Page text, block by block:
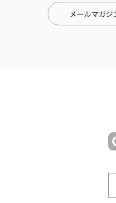
メールマガジ